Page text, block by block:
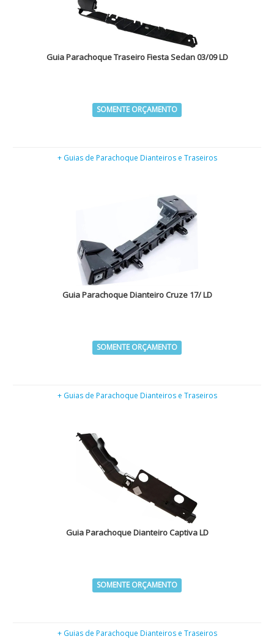
Guia Parachoque Traseiro Fiesta Sedan 03/09 LD
SOMENTE ORÇAMENTO
+ Guias de Parachoque Dianteiros e Traseiros
Guia Parachoque Dianteiro Cruze 17/ LD
SOMENTE ORÇAMENTO
+ Guias de Parachoque Dianteiros e Traseiros
Guia Parachoque Dianteiro Captiva LD
SOMENTE ORÇAMENTO
+ Guias de Parachoque Dianteiros e Traseiros